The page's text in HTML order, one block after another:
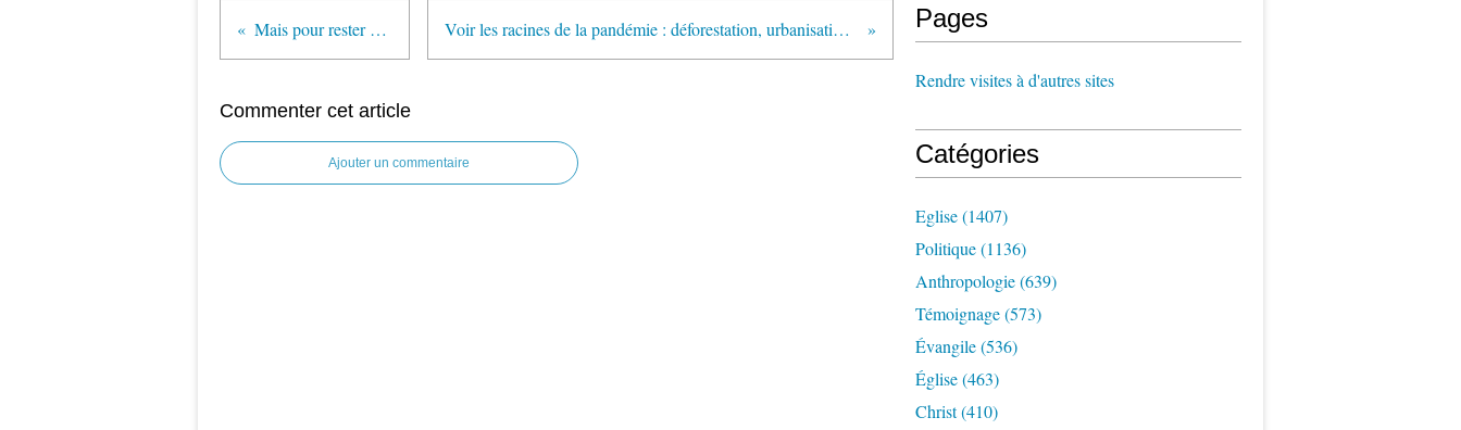
Mais pour rester chez soi, il faut un chez soi ! Voir les racines de la pandémie : déforestation, urbanisation, industrialisation effrénées, offrent aux microbes d’arriver jusqu’à nous
Commenter cet article
Ajouter un commentaire
Pages
Rendre visites à d'autres sites
Catégories
Eglise(1407)
Politique(1136)
Anthropologie(639)
Témoignage(573)
Évangile(536)
Église(463)
Christ(410)